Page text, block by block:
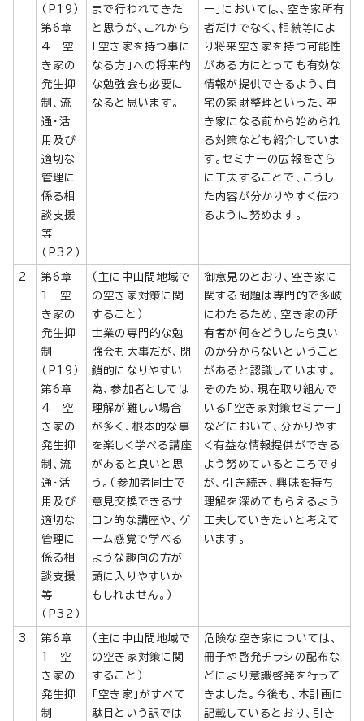
（P19）
第6章
4 空
き家の
発生抑
制、流
通・活
用及び
適切な
管理に
係る相
談支援
等
（P32）
まで行われてきた
と思うが、これから
「空き家を持つ事に
なる方」への将来的
な勉強会も必要に
なると思います。
ー」においては、空き家所有
者だけでなく、相続等によ
り将来空き家を持つ可能性
がある方にとっても有効な
情報が提供できるよう、自
宅の家財整理といった、空
き家になる前から始められ
る対策なども紹介していま
す。セミナーの広報をさら
に工夫することで、こうし
た内容が分かりやすく伝わ
るように努めます。
2
第6章
1 空
き家の
発生抑
制
（P19）
第6章
4 空
き家の
発生抑
制、流
通・活
用及び
適切な
管理に
係る相
談支援
等
（P32）
（主に中山間地域で
の空き家対策に関
すること）
士業の専門的な勉
強会も大事だが、閉
鎖的になりやすい
為、参加者としては
理解が難しい場合
が多く、根本的な事
を楽しく学べる講座
があると良いと思
う。（参加者同士で
意見交換できるサ
ロン的な講座や、ゲ
ーム感覚で学べる
ような趣向の方が
頭に入りやすいか
もしれません。）
御意見のとおり、空き家に
関する問題は専門的で多岐
にわたるため、空き家の所
有者が何をどうしたら良い
のか分からないということ
があると認識しています。
そのため、現在取り組んで
いる「空き家対策セミナー」
などにおいて、分かりやす
く有益な情報提供ができる
よう努めているところです
が、引き続き、興味を持ち
理解を深めてもらえるよう
工夫していきたいと考えて
います。
3
第6章
1 空
き家の
発生抑
制
（主に中山間地域で
の空き家対策に関
すること）
「空き家」がすべて
駄目という訳では
危険な空き家については、
冊子や啓発チラシの配布な
どにより意識啓発を行って
きました。今後も、本計画に
記載しているとおり、引き